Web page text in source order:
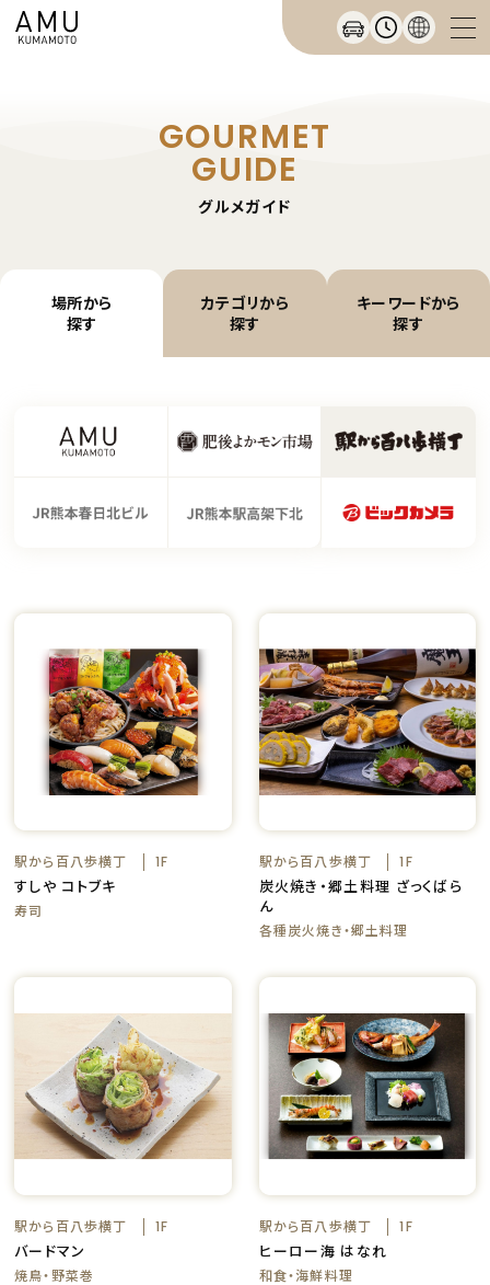
GOURMET
GUIDE
グルメガイド
場所から
探す
カテゴリから
探す
キーワードから
探す
駅から百八歩横丁 1F
すしや コトブキ
寿司
駅から百八歩横丁 1F
炭火焼き・郷土料理 ざっくばら
ん
各種炭火焼き・郷土料理
駅から百八歩横丁 1F
バードマン
焼鳥・野菜巻
駅から百八歩横丁 1F
ヒーロー海 はなれ
和食・海鮮料理